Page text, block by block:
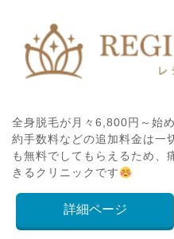
全身脱毛が月々6,800円～始
約手数料などの追加料金は一
も無料でしてもらえるため、
きるクリニックです
詳細ページ